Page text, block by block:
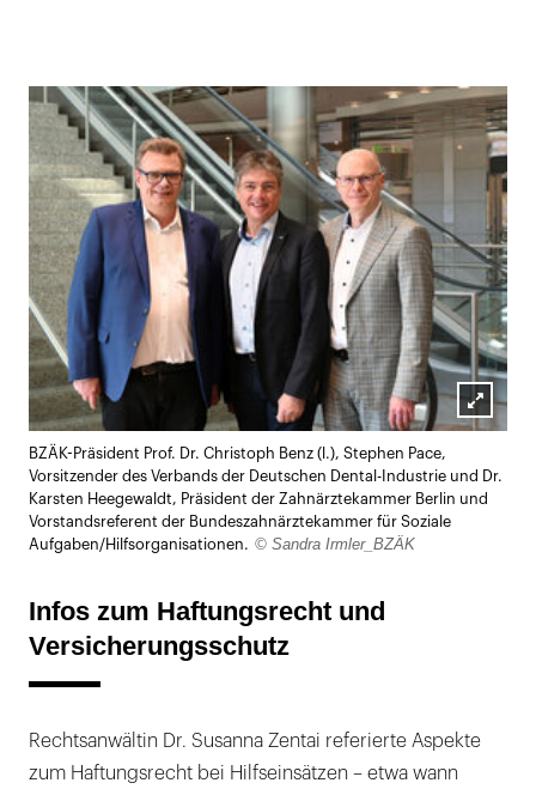
öffnen
BZÄK-Präsident Prof. Dr. Christoph Benz (l.), Stephen Pace,
Vorsitzender des Verbands der Deutschen Dental-Industrie und Dr.
Karsten Heegewaldt, Präsident der Zahnärztekammer Berlin und
Vorstandsreferent der Bundeszahnärztekammer für Soziale
Aufgaben/Hilfsorganisationen. © Sandra Irmler_BZÄK
Infos zum Haftungsrecht und
Versicherungsschutz
Rechtsanwältin Dr. Susanna Zentai referierte Aspekte
zum Haftungsrecht bei Hilfseinsätzen – etwa wann